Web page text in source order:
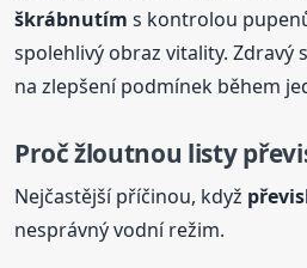
škrábnutím s kontrolou
spolehlivý obraz vitality. Zdravý
na zlepšení podmínek během
Proč žloutnou listy
Nejčastější příčinou, když
nesprávný vodní režim.